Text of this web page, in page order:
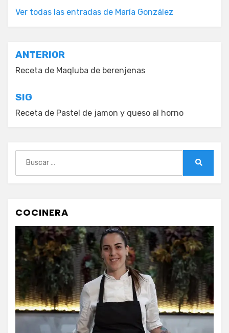
Ver todas las entradas de María González
Navegación
de
entradas
ANTERIOR
Receta de Maqluba de berenjenas
SIG
Receta de Pastel de jamon y queso al horno
COCINERA